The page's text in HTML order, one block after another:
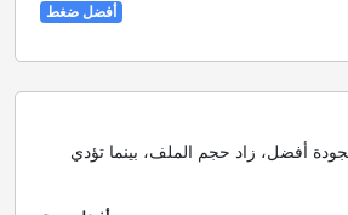
أفضل ضغط
أفضل، زاد حجم الملف، بينما تؤدي